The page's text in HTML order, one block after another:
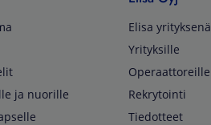
ja nuorille
Elisa yrityksenä
Yrityksille
Operaattoreille
Rekrytointi
Tiedotteet